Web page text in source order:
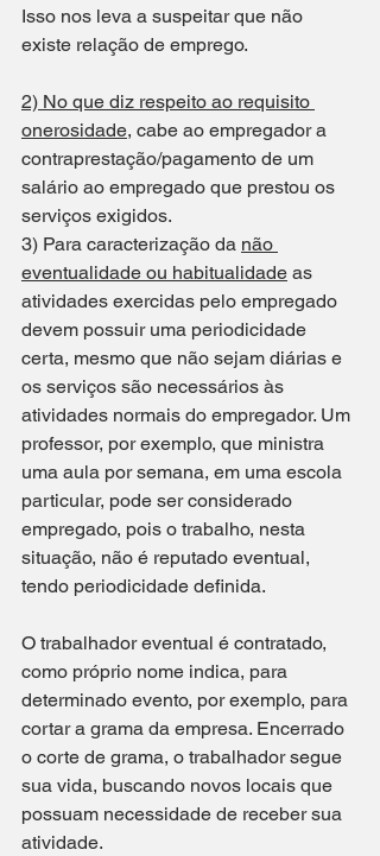
Isso nos leva a suspeitar que não
existe relação de emprego.
2) No que diz respeito ao requisito
onerosidade, cabe ao empregador a
contraprestação/pagamento de um
salário ao empregado que prestou os
serviços exigidos.
3) Para caracterização da não
eventualidade ou habitualidade as
atividades exercidas pelo empregado
devem possuir uma periodicidade
certa, mesmo que não sejam diárias e
os serviços são necessários às
atividades normais do empregador. Um
professor, por exemplo, que ministra
uma aula por semana, em uma escola
particular, pode ser considerado
empregado, pois o trabalho, nesta
situação, não é reputado eventual,
tendo periodicidade definida.
O trabalhador eventual é contratado,
como próprio nome indica, para
determinado evento, por exemplo, para
cortar a grama da empresa. Encerrado
o corte de grama, o trabalhador segue
sua vida, buscando novos locais que
possuam necessidade de receber sua
atividade.